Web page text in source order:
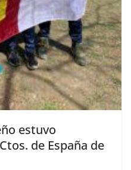
estuvo
de España de